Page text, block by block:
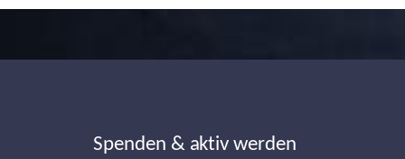
Spenden & aktiv werden